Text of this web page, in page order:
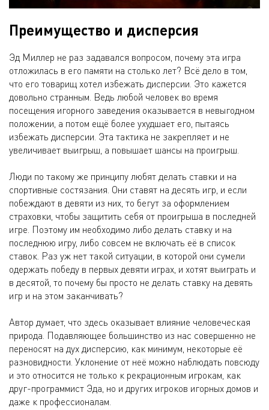
Преимущество и дисперсия
Эд Миллер не раз задавался вопросом, почему эта игра
отложилась в его памяти на столько лет? Всё дело в том,
что его товарищ хотел избежать дисперсии. Это кажется
довольно странным. Ведь любой человек во время
посещения игорного заведения оказывается в невыгодном
положении, а потом ещё более ухудшает его, пытаясь
избежать дисперсии. Эта тактика не закрепляет и не
увеличивает выигрыш, а повышает шансы на проигрыш.
Люди по такому же принципу любят делать ставки и на
спортивные состязания. Они ставят на десять игр, и если
побеждают в девяти из них, то бегут за оформлением
страховки, чтобы защитить себя от проигрыша в последней
игре. Поэтому им необходимо либо делать ставку и на
последнюю игру, либо совсем не включать её в список
ставок. Раз уж нет такой ситуации, в которой они сумели
одержать победу в первых девяти играх, и хотят выиграть и
в десятой, то почему бы просто не делать ставку на девять
игр и на этом заканчивать?
Автор думает, что здесь оказывает влияние человеческая
природа. Подавляющее большинство из нас совершенно не
переносят на дух дисперсию, как минимум, некоторые её
разновидности. Уклонение от неё можно наблюдать повсюду
и это относится не только к рекрационным игрокам, как
друг-программист Эда, но и других игроков игорных домов и
даже к профессионалам.